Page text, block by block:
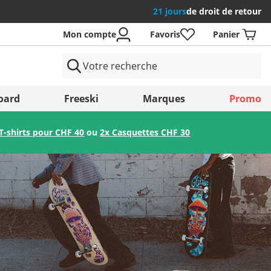
21 joursde droit de retour
Enregistrer
Mon compte Favoris Panier
Freeski Marques Promo
shirts pour CHF 40 ou2x Casquettes CHF 30